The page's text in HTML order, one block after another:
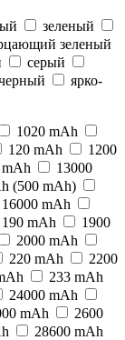
зеленый
зеленый
серый
ярко-
1020 mAh
120 mAh
1200
mAh
13000
(500 mAh)
16000 mAh
190 mAh
1900
2000 mAh
220 mAh
2200
233 mAh
24000 mAh
mAh
2600
28600 mAh